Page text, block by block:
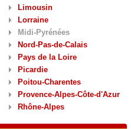
Limousin
Lorraine
Midi-Pyrénées
Nord-Pas-de-Calais
Pays de la Loire
Picardie
Poitou-Charentes
Provence-Alpes-Côte-d'Azur
Rhône-Alpes